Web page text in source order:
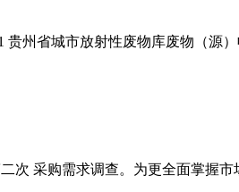
州省城市放射性废物库废物（源
次 采购需求调查。为更全面掌握